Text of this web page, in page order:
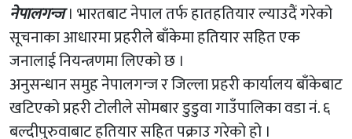
नेपालगन्ज । भारतबाट नेपाल तर्फ हातहतियार ल्याउदैं गरेको
सूचनाका आधारमा प्रहरीले बाँकेमा हतियार सहित एक
जनालाई नियन्त्रणमा लिएको छ ।
अनुसन्धान समुह नेपालगन्ज र जिल्ला प्रहरी कार्यालय बाँकेबाट
खटिएको प्रहरी टोलीले सोमबार डुडुवा गाउँपालिका वडा नं. ६
बल्दीपुरुवाबाट हतियार सहित पक्राउ गरेको हो ।